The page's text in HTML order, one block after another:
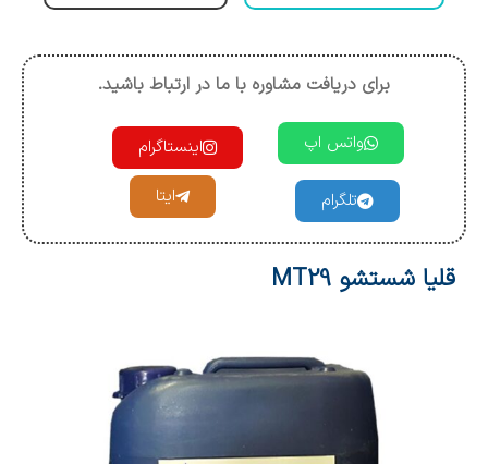
برای دریافت مشاوره با ما در ارتباط باشید.
واتس اپ اینستاگرام
تلگرام ایتا
قلیا شستشو MT29